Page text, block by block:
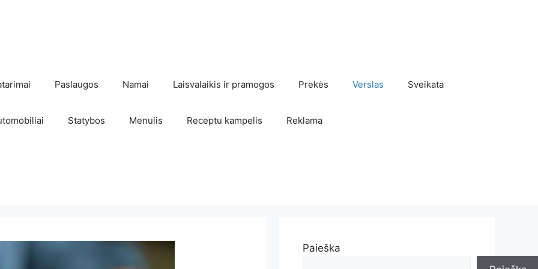
Paslaugos Namai Laisvalaikis ir pramogos Prekės Verslas Sveikata
Statybos Menulis Receptu kampelis Reklama
Paieška